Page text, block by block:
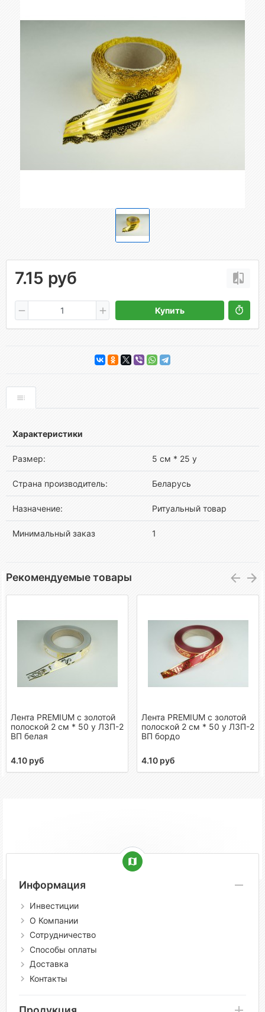
7.15 руб
Купить
Характеристики
Размер: 5 см * 25 у
Страна производитель: Беларусь
Назначение: Ритуальный товар
Минимальный заказ 1
Рекомендуемые товары
Лента PREMIUM с золотой
полоской 2 см * 50 у ЛЗП-2
ВП белая
4.10 руб
Лента PREMIUM с золотой
полоской 2 см * 50 у ЛЗП-2
ВП бордо
4.10 руб
Информация
Инвестиции
О Компании
Сотрудничество
Способы оплаты
Доставка
Контакты